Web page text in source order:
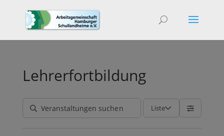
Lehrerfortbildung
Liste